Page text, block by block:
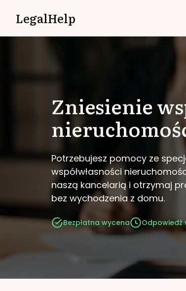
LegalHelp
Zniesienie
Potrzebujesz pomocy ze
współwłasności
naszą kancelarią i otrzymaj
bez wychodzenia z domu.
Bezpłatna wycena Odpowiedź